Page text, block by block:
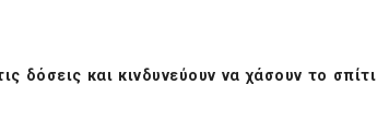
δόσεις και κινδυνεύουν να χάσουν το σπίτι